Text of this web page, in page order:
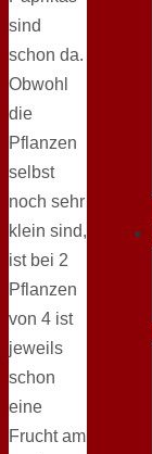
sind
schon da.
Obwohl
die
Pflanzen
selbst
noch sehr
klein sind,
ist bei 2
Pflanzen
von 4 ist
jeweils
schon
eine
Frucht am